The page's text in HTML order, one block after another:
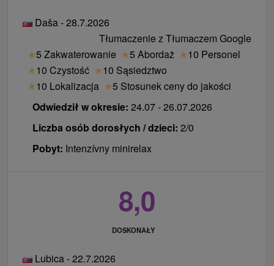
Daša - 28.7.2026
Tłumaczenie z Tłumaczem Google
★5 Zakwaterowanie ★5 Abordaż ★10 Personel
★10 Czystość ★10 Sąsiedztwo
★10 Lokalizacja ★5 Stosunek ceny do jakości
Odwiedził w okresie: 24.07 - 26.07.2026
Liczba osób dorosłych / dzieci: 2/0
Pobyt: Intenzívny minirelax
8,0
DOSKONAŁY
Lubica - 22.7.2026